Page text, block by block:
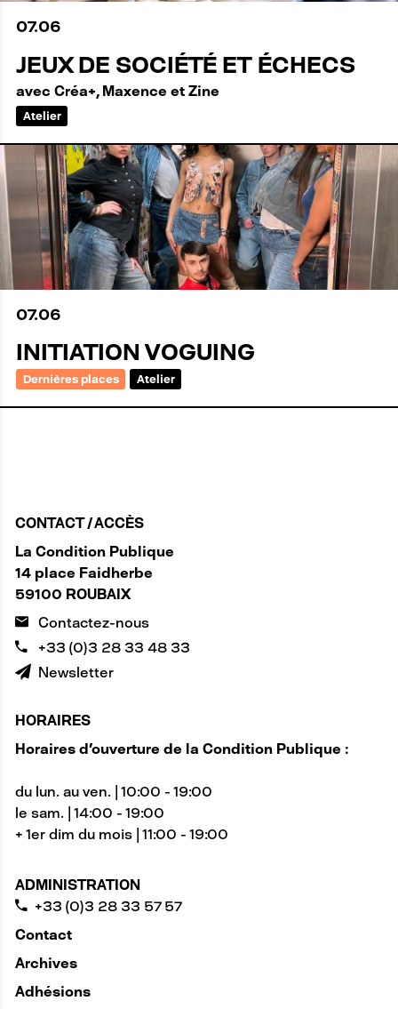
07.06
JEUX DE SOCIÉTÉ ET ÉCHECS
avec Créa+, Maxence et Zine
Atelier
07.06
INITIATION VOGUING
Dernières places Atelier
CONTACT / ACCÈS
La Condition Publique
14 place Faidherbe
59100 ROUBAIX
Contactez-nous
+33 (0)3 28 33 48 33
Newsletter
HORAIRES
Horaires d'ouverture de la Condition Publique :
du lun. au ven. | 10:00 - 19:00
le sam. | 14:00 - 19:00
+ 1er dim du mois | 11:00 - 19:00
ADMINISTRATION
+33 (0)3 28 33 57 57
Contact
Archives
Adhésions